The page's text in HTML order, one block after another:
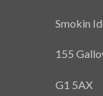
Smokin
155
G1 5AX